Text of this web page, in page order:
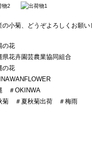
の小菊、どうぞよろしくお願い
の花
県花卉園芸農業協同組合
の花
＃OKINWA
菊 ＃夏秋菊出荷 ＃梅雨